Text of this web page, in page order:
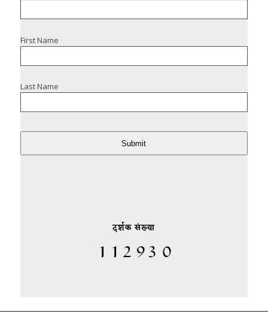
First Name
Last Name
Submit
दर्शक संख्या